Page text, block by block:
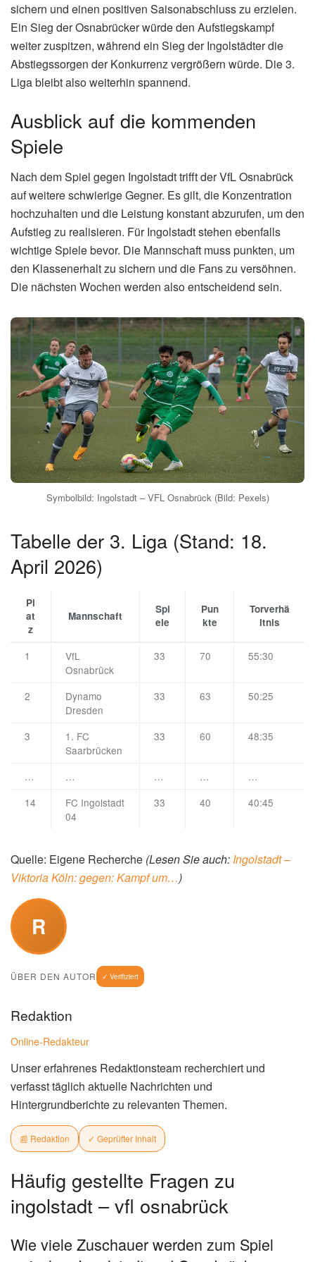
sichern und einen positiven Saisonabschluss zu erzielen.
Ein Sieg der Osnabrücker würde den Aufstiegskampf
weiter zuspitzen, während ein Sieg der Ingolstädter die
Abstiegssorgen der Konkurrenz vergrößern würde. Die 3.
Liga bleibt also weiterhin spannend.
Ausblick auf die kommenden
Spiele
Nach dem Spiel gegen Ingolstadt trifft der VfL Osnabrück
auf weitere schwierige Gegner. Es gilt, die Konzentration
hochzuhalten und die Leistung konstant abzurufen, um den
Aufstieg zu realisieren. Für Ingolstadt stehen ebenfalls
wichtige Spiele bevor. Die Mannschaft muss punkten, um
den Klassenerhalt zu sichern und die Fans zu versöhnen.
Die nächsten Wochen werden also entscheidend sein.
Symbolbild: Ingolstadt – VFL Osnabrück (Bild: Pexels)
Tabelle der 3. Liga (Stand: 18.
April 2026)
Pl
at
z
Mannschaft
Spi
ele
Pun
kte
Torverhä
ltnis
1
VfL
Osnabrück
33 70 55:30
2
Dynamo
Dresden
33 63 50:25
3
1. FC
Saarbrücken
33 60 48:35
… … … …
…
14
FC Ingolstadt
04
33 40 40:45
Quelle: Eigene Recherche (Lesen Sie auch: Ingolstadt –
Viktoria Köln: gegen: Kampf um…)
R
ÜBER DEN AUTOR ✓ Verifiziert
Redaktion
Online-Redakteur
Unser erfahrenes Redaktionsteam recherchiert und
verfasst täglich aktuelle Nachrichten und
Hintergrundberichte zu relevanten Themen.
📰 Redaktion ✓ Geprüfter Inhalt
Häufig gestellte Fragen zu
ingolstadt – vfl osnabrück
Wie viele Zuschauer werden zum Spiel